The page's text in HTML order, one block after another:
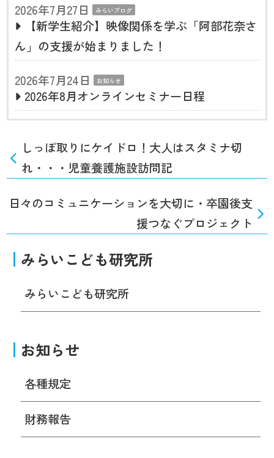
2026年7月27日
みらいブログ
【新学生紹介】映像関係を学ぶ「阿部花奈さ
ん」の支援が始まりました！
2026年7月24日
お知らせ
2026年8月オンラインセミナー日程
しっぽ取りにケイドロ！大人はスタミナ切
れ・・・児童養護施設訪問記
日々のコミュニケーションを大切に・卒園後支
援つなぐプロジェクト
みらいこども研究所
みらいこども研究所
お知らせ
各種規定
財務報告